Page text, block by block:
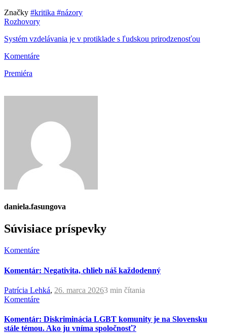
Značky #kritika #názory
Rozhovory
Systém vzdelávania je v protiklade s ľudskou prirodzenosťou
Komentáre
Premiéra
daniela.fasungova
Súvisiace príspevky
Komentáre
Komentár: Negativita, chlieb náš každodenný
Patrícia Lehká, 26. marca 20263 min čítania
Komentáre
Komentár: Diskriminácia LGBT komunity je na Slovensku
stále témou. Ako ju vníma spoločnosť?